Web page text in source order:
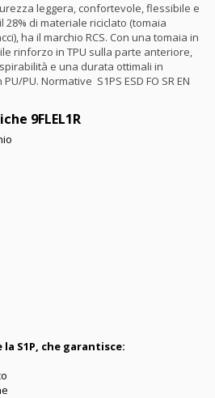
leggera, confortevole, flessibile e
di materiale riciclato (tomaia
ha il marchio RCS. Con una tomaia in
rinforzo in TPU sulla parte anteriore,
e una durata ottimali in
PU. Normative S1PS ESD FO SR EN
9FLEL1R
S1P, che garantisce: